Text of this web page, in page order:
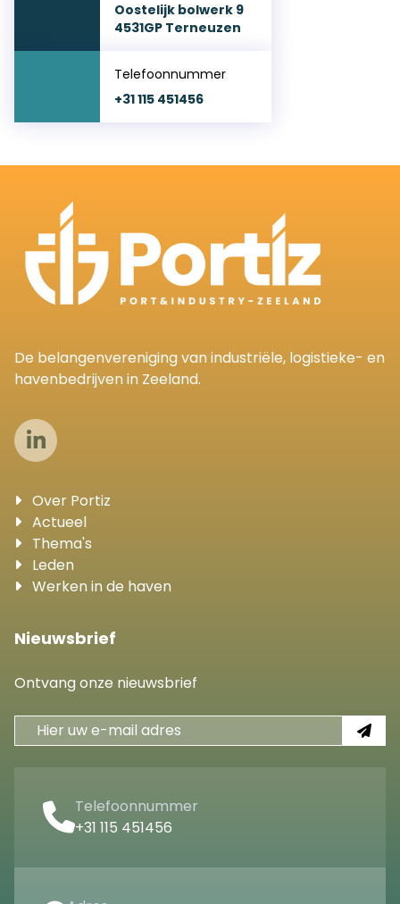
Oostelijk bolwerk 9
4531GP Terneuzen
Telefoonnummer
+31 115 451456
De belangenvereniging van industriële, logistieke- en
havenbedrijven in Zeeland.
Over Portiz
Actueel
Thema's
Leden
Werken in de haven
Nieuwsbrief
Ontvang onze nieuwsbrief
Telefoonnummer
+31 115 451456